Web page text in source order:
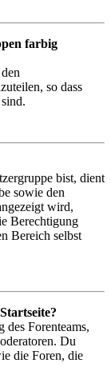
farbig
so dass
bist, dient
sowie den
wird,
Berechtigung
Bereich selbst
des Forenteams,
Du
die Foren, die